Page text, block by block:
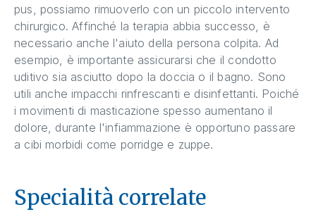
pus, possiamo rimuoverlo con un piccolo intervento
chirurgico. Affinché la terapia abbia successo, è
necessario anche l'aiuto della persona colpita. Ad
esempio, è importante assicurarsi che il condotto
uditivo sia asciutto dopo la doccia o il bagno. Sono
utili anche impacchi rinfrescanti e disinfettanti. Poiché
i movimenti di masticazione spesso aumentano il
dolore, durante l'infiammazione è opportuno passare
a cibi morbidi come porridge e zuppe.
Specialità correlate